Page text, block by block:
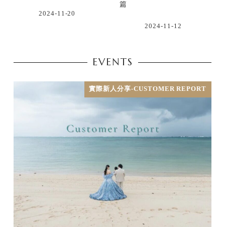
2024-11-20
篇
2024-11-12
EVENTS
實際新人分享-CUSTOMER REPORT